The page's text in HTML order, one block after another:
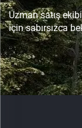
Uzman satış
için sabırsızca